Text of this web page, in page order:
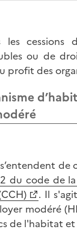
les cessions
ou de
profit des
de
2 du code de
. Il
modéré
de l'habitat et